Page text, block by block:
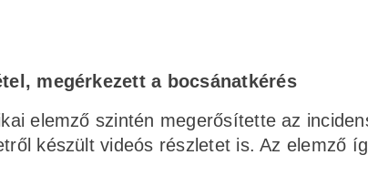
megérkezett a bocsánatkérés
elemző szintén megerősítette az
készült videós részletet is. Az elemző